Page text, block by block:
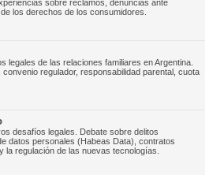
sobre reclamos, denuncias ante
los derechos de los consumidores.
legales de las relaciones familiares en Argentina.
regulador, responsabilidad parental, cuota
desafíos legales. Debate sobre delitos
datos personales (Habeas Data), contratos
la regulación de las nuevas tecnologías.